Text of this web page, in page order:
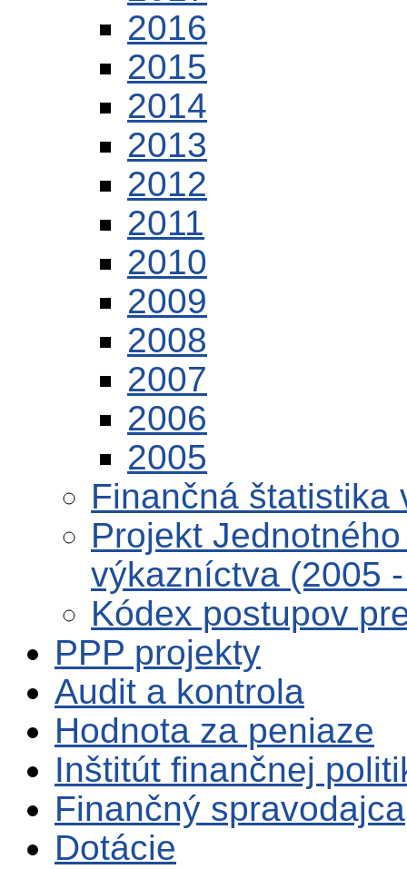
2016
2015
2014
2013
2012
2011
2010
2009
2008
2007
2006
2005
Finančná štatistika
Projekt
výkazníctva (2005
Kódex postupov
PPP projekty
Audit a kontrola
Hodnota za peniaze
Inštitút finančnej
Finančný spravodajca
Dotácie